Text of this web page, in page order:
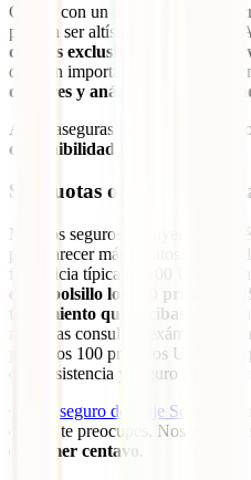
Contar con un seguro privado es
pueden ser altísimos, por eso, tu
dólares exclusivamente para
que, sin importar lo que suceda,
doctores y análisis que puedas
Así te aseguras que, sin importar lo
disponibilidad para los doctores
Sin cuotas ocultas, no
Muchos seguros incluyen en sus
para parecer más baratos. ¿Sabes
franquicia típica de 100 USD,
de tu bolsillo los 100 primeros
tratamiento que recibas
.
necesitas consultas, exámenes o
pagar los 100 primeros USD,
de tu asistencia y seguro para
seguro de viaje Schengen
que no te preocupes. Nos
el primer centavo